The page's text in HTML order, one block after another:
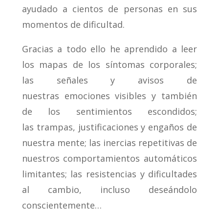
ayudado a cientos de personas en sus
momentos de dificultad.
Gracias a todo ello he aprendido a leer
los mapas de los síntomas corporales;
las señales y avisos de
nuestras emociones visibles y también
de los sentimientos escondidos;
las trampas, justificaciones y engaños de
nuestra mente; las inercias repetitivas de
nuestros comportamientos automáticos
limitantes; las resistencias y dificultades
al cambio, incluso deseándolo
conscientemente…